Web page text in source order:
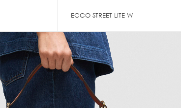
ECCO STREET LITE W